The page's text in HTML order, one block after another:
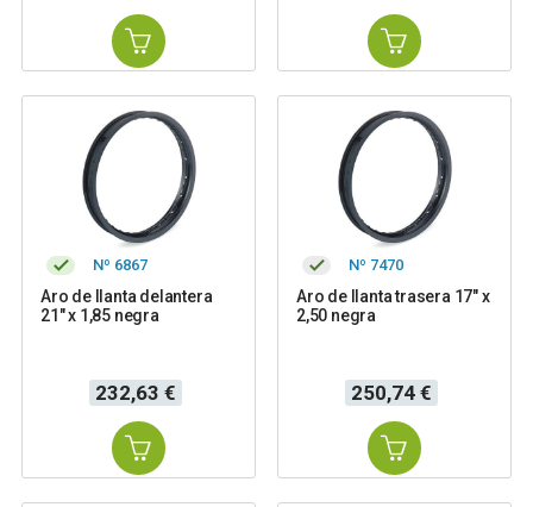
Nº 6867
Aro de llanta delantera
21" x 1,85 negra
Precio
232,63 €
Nº 7470
Aro de llanta trasera 17" x
2,50 negra
Precio
250,74 €